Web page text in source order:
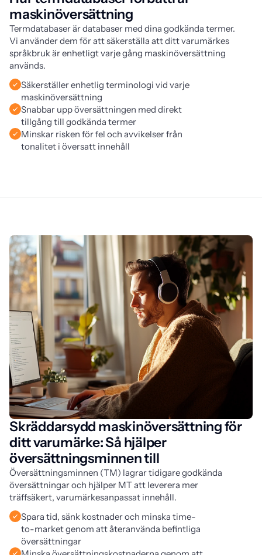
maskinöversättning
Termdatabaser är databaser med dina godkända termer.
Vi använder dem för att säkerställa att ditt varumärkes
språkbruk är enhetligt varje gång maskinöversättning
används.
Säkerställer enhetlig terminologi vid varje
maskinöversättning
Snabbar upp översättningen med direkt
tillgång till godkända termer
Minskar risken för fel och avvikelser från
tonalitet i översatt innehåll
Skräddarsydd maskinöversättning för
ditt varumärke: Så hjälper
översättningsminnen till
Översättningsminnen (TM) lagrar tidigare godkända
översättningar och hjälper MT att leverera mer
träffsäkert, varumärkesanpassat innehåll.
Spara tid, sänk kostnader och minska time-
to-market genom att återanvända befintliga
översättningar